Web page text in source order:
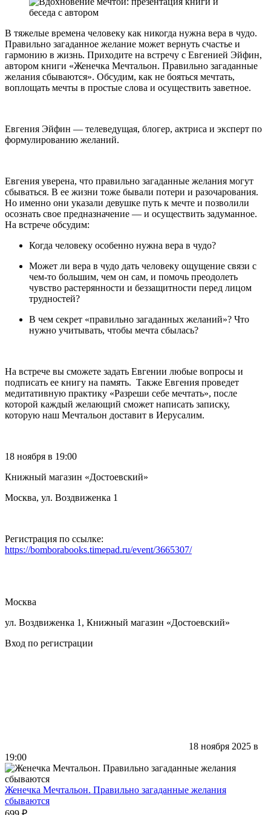
В тяжелые времена человеку как никогда нужна вера в чудо.
Правильно загаданное желание может вернуть счастье и
гармонию в жизнь. Приходите на встречу с Евгенией Эйфин,
автором книги «Женечка Мечтальон. Правильно загаданные
желания сбываются». Обсудим, как не бояться мечтать,
воплощать мечты в простые слова и осуществить заветное.
Евгения Эйфин — телеведущая, блогер, актриса и эксперт по
формулированию желаний.
Евгения уверена, что правильно загаданные желания могут
сбываться. В ее жизни тоже бывали потери и разочарования.
Но именно они указали девушке путь к мечте и позволили
осознать свое предназначение — и осуществить задуманное.
На встрече обсудим:
Когда человеку особенно нужна вера в чудо?
Может ли вера в чудо дать человеку ощущение связи с
чем-то большим, чем он сам, и помочь преодолеть
чувство растерянности и беззащитности перед лицом
трудностей?
В чем секрет «правильно загаданных желаний»? Что
нужно учитывать, чтобы мечта сбылась?
На встрече вы сможете задать Евгении любые вопросы и
подписать ее книгу на память. Также Евгения проведет
медитативную практику «Разреши себе мечтать», после
которой каждый желающий сможет написать записку,
которую наш Мечтальон доставит в Иерусалим.
18 ноября в 19:00
Книжный магазин «Достоевский»
Москва, ул. Воздвиженка 1
Регистрация по ссылке:
https://bomborabooks.timepad.ru/event/3665307/
Москва
ул. Воздвиженка 1, Книжный магазин «Достоевский»
Вход по регистрации
18 ноября 2025 в
19:00
Женечка Мечтальон. Правильно загаданные желания
сбываются